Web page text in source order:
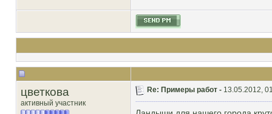
цветкова
активный участник
Re: Примеры работ - 13.05.2012,